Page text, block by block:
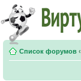
Список форумов ‹